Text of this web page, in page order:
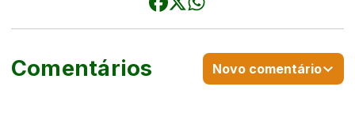
Comentários Novo comentário